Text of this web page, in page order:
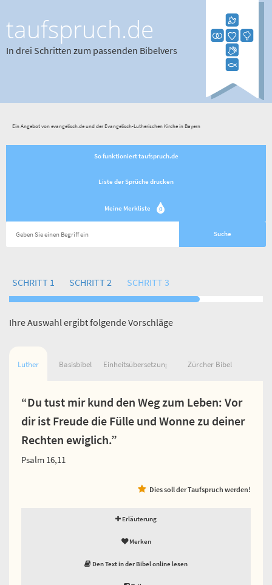
taufspruch.de
In drei Schritten zum passenden Bibelvers
Ein Angebot von evangelisch.de und der Evangelisch-Lutherischen Kirche in Bayern
So funktioniert taufspruch.de
Liste der Sprüche drucken
Meine Merkliste 0
SCHRITT 1 SCHRITT 2 SCHRITT 3
Ihre Auswahl ergibt folgende Vorschläge
Luther Basisbibel Einheitsübersetzung Zürcher Bibel
“Du tust mir kund den Weg zum Leben: Vor
dir ist Freude die Fülle und Wonne zu deiner
Rechten ewiglich.”
Psalm 16,11
Dies soll der Taufspruch werden!
Erläuterung
Merken
Den Text in der Bibel online lesen